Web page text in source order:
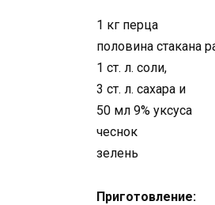
1 кг перца
половина стакана
1 ст. л. соли,
3 ст. л. сахара и
50 мл 9% уксуса
чеснок
зелень
Приготовление: